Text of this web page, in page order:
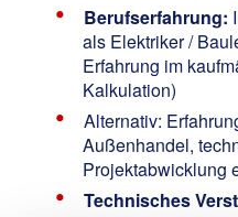
Berufserfahrung:
als Elektriker /
Erfahrung im
Kalkulation)
Alternativ:
Außenhandel,
Projektabwicklung
Technisches